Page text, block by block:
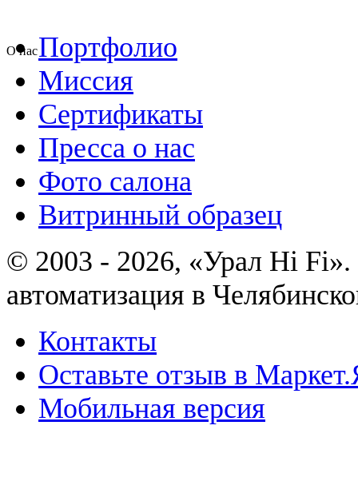
О насПортфолио
Миссия
Сертификаты
Пресса о нас
Фото салона
Витринный образец
© 2003 - 2026, «Урал Hi
автоматизация в
Контакты
Оставьте отзыв в
Мобильная версия